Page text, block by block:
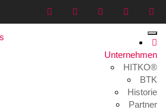
Unternehmen
HITKO®
BTK
Historie
Partner